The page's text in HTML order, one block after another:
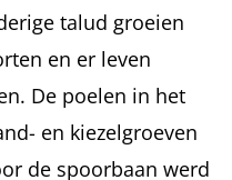
talud groeien
en er leven
De poelen in het
en kiezelgroeven
de spoorbaan werd